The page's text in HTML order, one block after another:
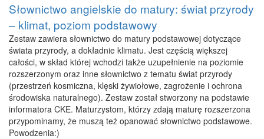
Słownictwo angielskie do matury: świat przyrody
– klimat, poziom podstawowy
Zestaw zawiera słownictwo do matury podstawowej dotyczące
świata przyrody, a dokładnie klimatu. Jest częścią większej
całości, w skład której wchodzi także uzupełnienie na poziomie
rozszerzonym oraz inne słownictwo z tematu świat przyrody
(przestrzeń kosmiczna, klęski żywiołowe, zagrożenie i ochrona
środowiska naturalnego). Zestaw został stworzony na podstawie
informatora CKE. Maturzystom, którzy zdają maturę rozszerzona
przypominamy, że muszą też opanować słownictwo podstawowe.
Powodzenia:)